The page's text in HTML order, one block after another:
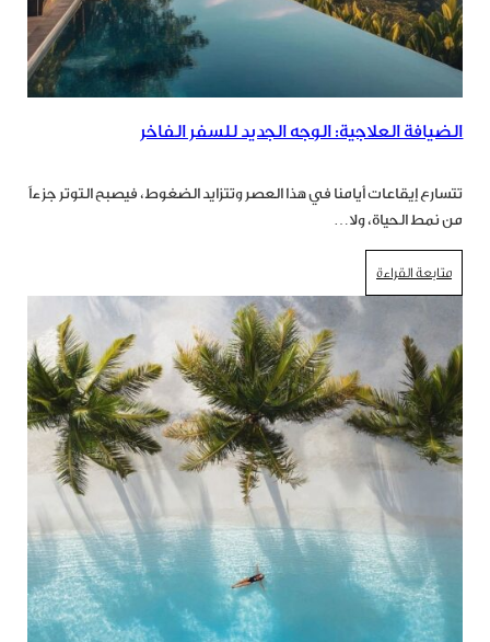
الضيافة العلاجية: الوجه الجديد للسفر الفاخر
تتسارع إيقاعات أيامنا في هذا العصر وتتزايد الضغوط، فيصبح التوتر جزءاً
من نمط الحياة، ولا…
متابعة القراءة